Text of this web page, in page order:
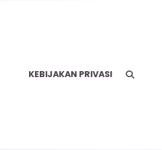
KEBIJAKAN PRIVASI